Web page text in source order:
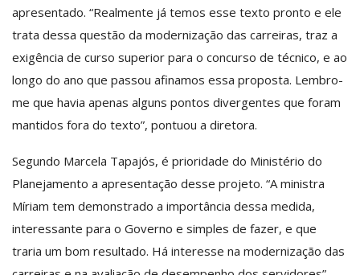
apresentado. “Realmente já temos esse texto pronto e ele
trata dessa questão da modernização das carreiras, traz a
exigência de curso superior para o concurso de técnico, e ao
longo do ano que passou afinamos essa proposta. Lembro-
me que havia apenas alguns pontos divergentes que foram
mantidos fora do texto”, pontuou a diretora.
Segundo Marcela Tapajós, é prioridade do Ministério do
Planejamento a apresentação desse projeto. “A ministra
Míriam tem demonstrado a importância dessa medida,
interessante para o Governo e simples de fazer, e que
traria um bom resultado. Há interesse na modernização das